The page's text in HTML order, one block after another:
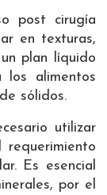
post cirugía
en texturas,
plan líquido
alimentos
sólidos.
utilizar
Es esencial
por el